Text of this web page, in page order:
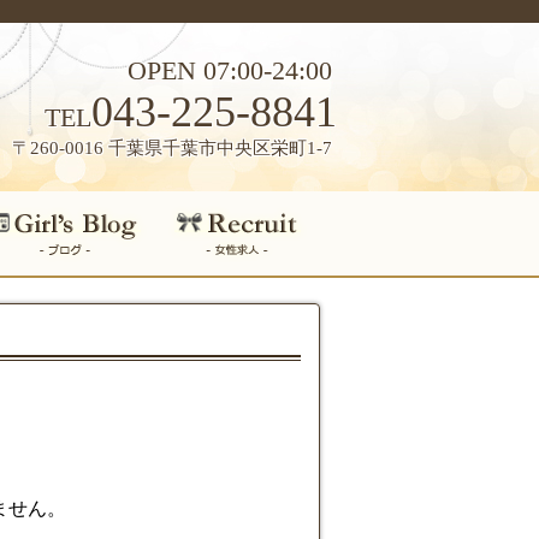
OPEN 07:00-24:00
TEL043-225-8841
〒260-0016 千葉県千葉市中央区栄町1-7
ん。